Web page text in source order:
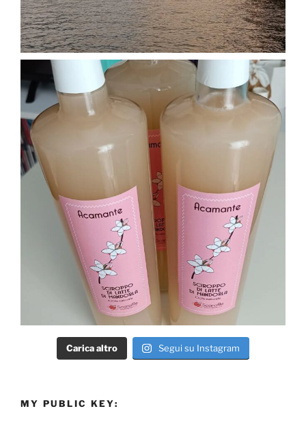
Carica altro Segui su Instagram
MY PUBLIC KEY: